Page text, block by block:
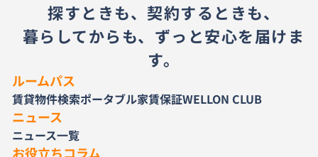
探すときも、契約するときも、
暮らしてからも、ずっと安心を届けま
す。
ルームパス
賃貸物件検索ポータブル家賃保証WELLON CLUB
ニュース
ニュース一覧
お役立ちコラム